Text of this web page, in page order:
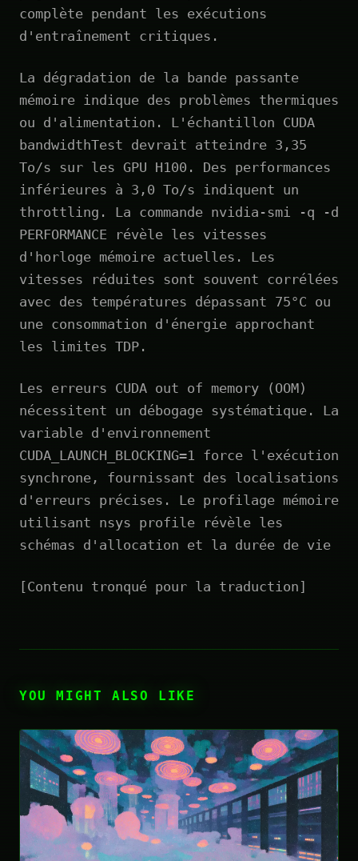
complète pendant les exécutions
d'entraînement critiques.
La dégradation de la bande passante
mémoire indique des problèmes thermiques
ou d'alimentation. L'échantillon CUDA
bandwidthTest devrait atteindre 3,35
To/s sur les GPU H100. Des performances
inférieures à 3,0 To/s indiquent un
throttling. La commande nvidia-smi -q -d
PERFORMANCE révèle les vitesses
d'horloge mémoire actuelles. Les
vitesses réduites sont souvent corrélées
avec des températures dépassant 75°C ou
une consommation d'énergie approchant
les limites TDP.
Les erreurs CUDA out of memory (OOM)
nécessitent un débogage systématique. La
variable d'environnement
CUDA_LAUNCH_BLOCKING=1 force l'exécution
synchrone, fournissant des localisations
d'erreurs précises. Le profilage mémoire
utilisant nsys profile révèle les
schémas d'allocation et la durée de vie
[Contenu tronqué pour la traduction]
YOU MIGHT ALSO LIKE